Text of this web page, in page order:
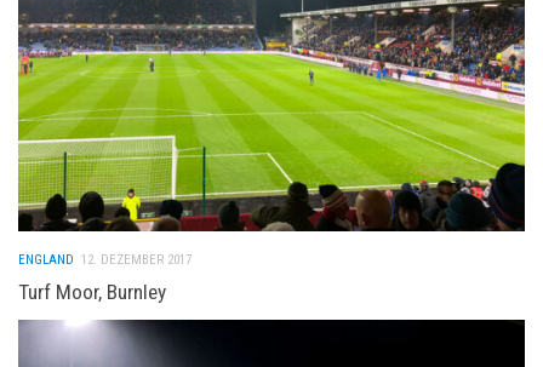
ENGLAND 12. DEZEMBER 2017
Turf Moor, Burnley